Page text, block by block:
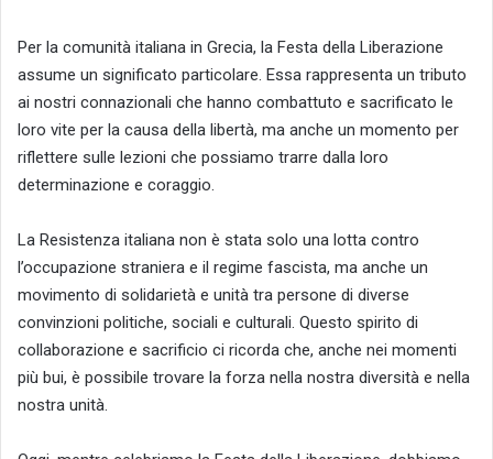
Per la comunità italiana in Grecia, la Festa della Liberazione
assume un significato particolare. Essa rappresenta un tributo
ai nostri connazionali che hanno combattuto e sacrificato le
loro vite per la causa della libertà, ma anche un momento per
riflettere sulle lezioni che possiamo trarre dalla loro
determinazione e coraggio.
La Resistenza italiana non è stata solo una lotta contro
l’occupazione straniera e il regime fascista, ma anche un
movimento di solidarietà e unità tra persone di diverse
convinzioni politiche, sociali e culturali. Questo spirito di
collaborazione e sacrificio ci ricorda che, anche nei momenti
più bui, è possibile trovare la forza nella nostra diversità e nella
nostra unità.